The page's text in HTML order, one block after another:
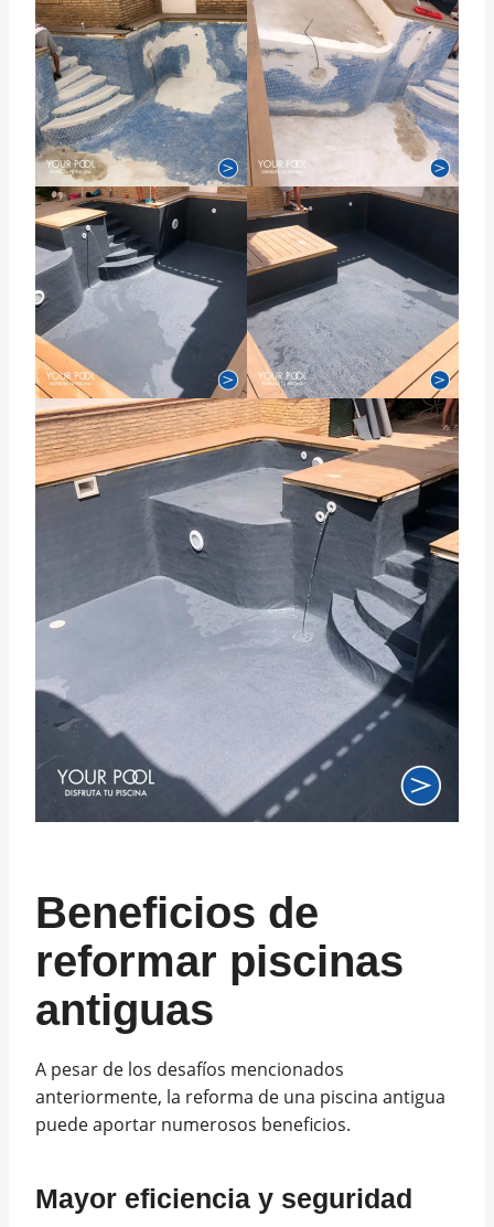
Beneficios de
reformar piscinas
antiguas
A pesar de los desafíos mencionados
anteriormente, la reforma de una piscina antigua
puede aportar numerosos beneficios.
Mayor eficiencia y seguridad